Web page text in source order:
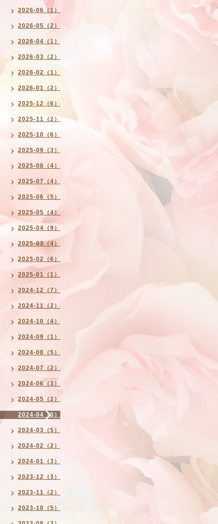
2026-06（1）
2026-05（2）
2026-04（1）
2026-03（2）
2026-02（1）
2026-01（2）
2025-12（6）
2025-11（2）
2025-10（6）
2025-09（3）
2025-08（4）
2025-07（4）
2025-06（5）
2025-05（4）
2025-04（9）
2025-03（4）
2025-02（6）
2025-01（1）
2024-12（7）
2024-11（2）
2024-10（4）
2024-09（1）
2024-08（5）
2024-07（2）
2024-06（3）
2024-05（2）
2024-04（3）
2024-03（5）
2024-02（2）
2024-01（3）
2023-12（3）
2023-11（2）
2023-10（5）